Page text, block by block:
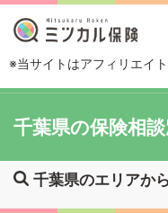
※当サイトはアフィリエイ
千葉県の保険相
千葉県のエリアか